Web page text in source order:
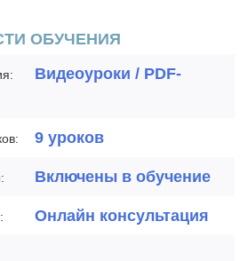
ОБУЧЕНИЯ
Видеоуроки / PDF-
9 уроков
Включены в обучение
Онлайн консультация